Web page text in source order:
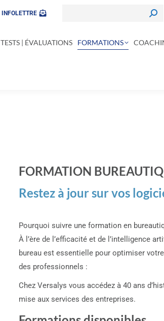
INFOLETTRE
TESTS | ÉVALUATIONS FORMATIONS
FORMATION
Restez à jour sur vos
Pourquoi suivre une formation en
À l’ère de l’efficacité et de l’intelligence
bureau est essentielle pour optimiser
des professionnels :
Chez Versalys vous accédez à 40 ans
mise aux services des entreprises.